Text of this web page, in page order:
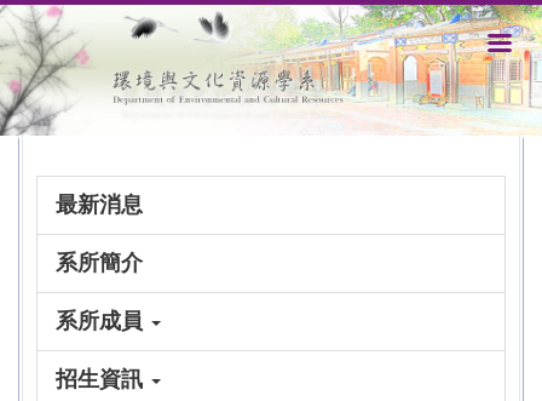
跳
到
主
要
內
容
最新消息
系所簡介
系所成員
招生資訊